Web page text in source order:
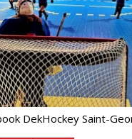
DekHockey Saint-